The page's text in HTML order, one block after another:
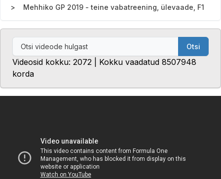
Mehhiko GP 2019 - teine vabatreening, ülevaade, F1
Otsi
Videosid kokku: 2072 | Kokku vaadatud 8507948
korda